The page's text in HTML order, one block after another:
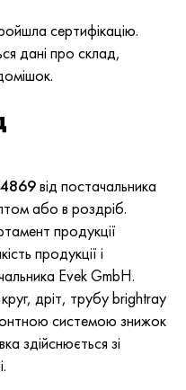
сертифікацію.
дані про склад,
від постачальника
або в роздріб.
продукції
продукції і
Evek GmbH.
дріт, трубу brightray
системою знижок
здійснюється зі